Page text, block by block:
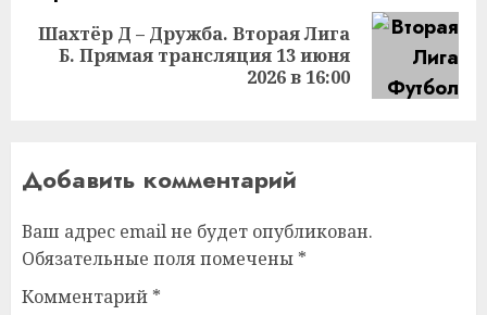
Следующая
Шахтёр Д – Дружба. Вторая Лига
Б. Прямая трансляция 13 июня
2026 в 16:00
Добавить комментарий
Ваш адрес email не будет опубликован.
Обязательные поля помечены *
Комментарий *